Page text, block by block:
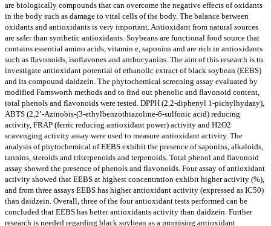
are biologically compounds that can overcome the negative effects of oxidants
in the body such as damage to vital cells of the body. The balance between
oxidants and antioxidants is very important. Antioxidant from natural sources
are safer than synthetic antioxidants. Soybeans are functional food source that
contains essential amino acids, vitamin e, saponins and are rich in antioxidants
such as flavonoids, isoflavones and anthocyanins. The aim of this research is to
investigate antioxidant potential of ethanolic extract of black soybean (EEBS)
and its compound daidzein. The phytochemical screening assay evaluated by
modified Farnsworth methods and to find out phenolic and flavonoid content,
total phenols and flavonoids were tested. DPPH (2,2-diphenyl 1-pichylhydazy),
ABTS (2,2’-Azinobis-(3-ethylbenzothiazoline-6-sulfonic acid) reducing
activity, FRAP (ferric reducing antioxidant power) activity and H2O2
scavenging activity assay were used to measure antioxidant activity. The
analysis of phytochemical of EEBS exhibit the presence of saponins, alkaloids,
tannins, steroids and triterpenoids and terpenoids. Total phenol and flavonoid
assay showed the presence of phenols and flavonoids. Four assay of antioxidant
activity showed that EEBS at highest concentration exhibit higher activity (%),
and from three assays EEBS has higher antioxidant activity (expressed as IC50)
than daidzein. Overall, three of the four antioxidant tests performed can be
concluded that EEBS has better antioxidants activity than daidzein. Further
research is needed regarding black soybean as a promising antioxidant